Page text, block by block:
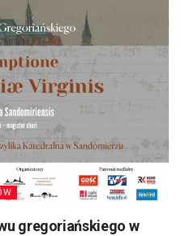
gregoriańskiego w